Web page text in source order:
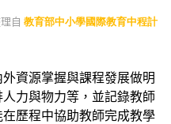
自 教育部中小學國際教育中程計
資源掌握與課程發展做明
力與物力等，並記錄教師
歷程中協助教師完成教學